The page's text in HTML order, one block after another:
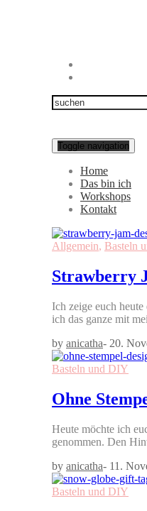
Toggle navigation
Home
Das bin ich
Workshops
Kontakt
Allgemein, Basteln
Strawberry
Ich zeige euch
ich das ganze mit
by anicatha- 20.
Basteln und DIY
Ohne
Heute möchte ich
genommen. Den
by anicatha- 11.
Basteln und DIY